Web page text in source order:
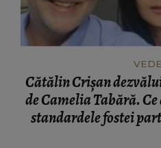
Cătălin Crișan
de Camelia Tabără.
standardele fostei